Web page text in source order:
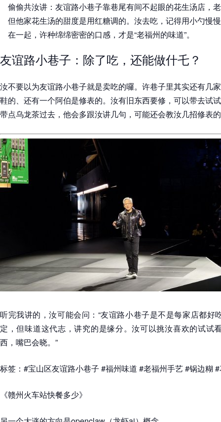
偷偷共汝讲：友谊路小巷子靠巷尾有间不起眼的花生汤店，
但他家花生汤的甜度是用红糖调的。汝去吃，记得用小勺慢
在一起，许种绵绵密密的口感，才是“老福州的味道”。
友谊路小巷子：除了吃，还能做什乇？
汝不要以为友谊路小巷子就是卖吃的囉。许巷子里其实还有几
鞋的、还有一个阿伯是修表的。汝有旧东西要修，可以带去试
带点乌龙茶过去，他会多跟汝讲几句，可能还会教汝几招修表
听完我讲的，汝可能会问：“友谊路小巷子是不是每家店都好
定，但味道这代志，讲究的是缘分。汝可以挑汝喜欢的试试
西，嘴巴会晓。”
标签：#宝山区友谊路小巷子 #福州味道 #老福州手艺 #锅边糊
《赣州火车站快餐多少》